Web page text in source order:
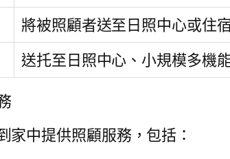
將被照顧者送至日照中心或住
送托至日照中心、小規模多機
家中提供照顧服務，包括：